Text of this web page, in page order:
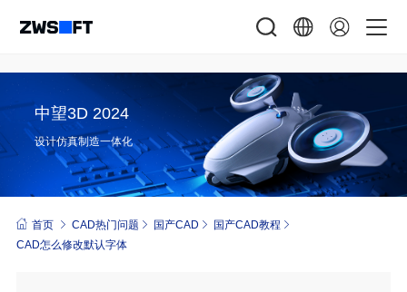
中望3D 2024
设计仿真制造一体化
首页 CAD热门问题 国产CAD
国产CAD教程
CAD怎么修改默认字体